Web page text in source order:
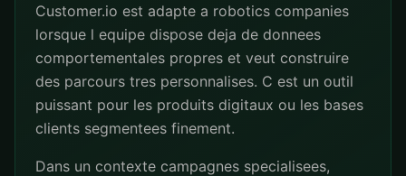
Customer.io est adapte a robotics companies
lorsque l equipe dispose deja de donnees
comportementales propres et veut construire
des parcours tres personnalises. C est un outil
puissant pour les produits digitaux ou les bases
clients segmentees finement.
Dans un contexte campagnes specialisees,